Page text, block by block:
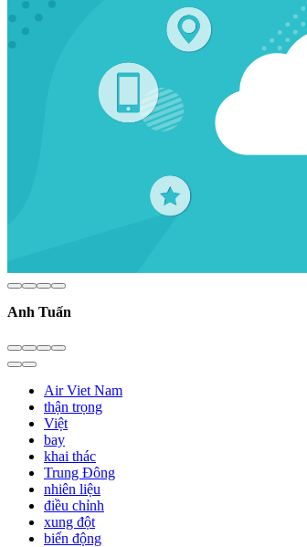
Anh Tuấn
Air Viet Nam
thận trọng
Việt
bay
khai thác
Trung Đông
nhiên liệu
điều chỉnh
xung đột
biến động